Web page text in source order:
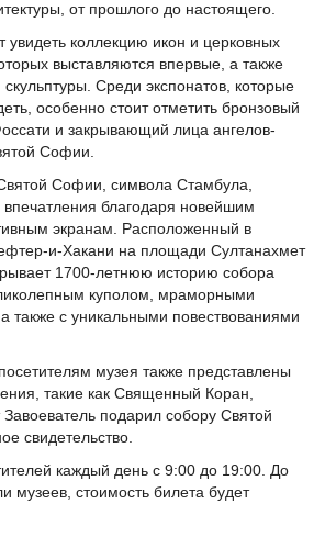
от прошлого до настоящего.
увидеть коллекцию икон и церковных
выставляются впервые, а также
Среди экспонатов, которые
особенно стоит отметить бронзовый
и закрывающий лица ангелов-
Софии.
Софии, символа Стамбула,
благодаря новейшим
экранам. Расположенный в
и-Хакани на площади Султанахмет
1700-летнюю историю собора
куполом, мраморными
также с уникальными повествованиями
музея также представлены
такие как Священный Коран,
подарил собору Святой
свидетельство.
каждый день с 9:00 до 19:00. До
музеев, стоимость билета будет